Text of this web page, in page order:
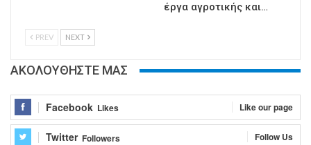
έργα αγροτικής και…
PREV NEXT
ΑΚΟΛΟΥΘΗΣΤΕ ΜΑΣ
Facebook Likes Like our page
Twitter Followers Follow Us